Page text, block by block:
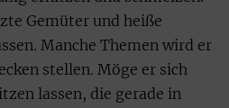
Gemüter und heiße
Manche Themen wird er
stellen. Möge er sich
lassen, die gerade in